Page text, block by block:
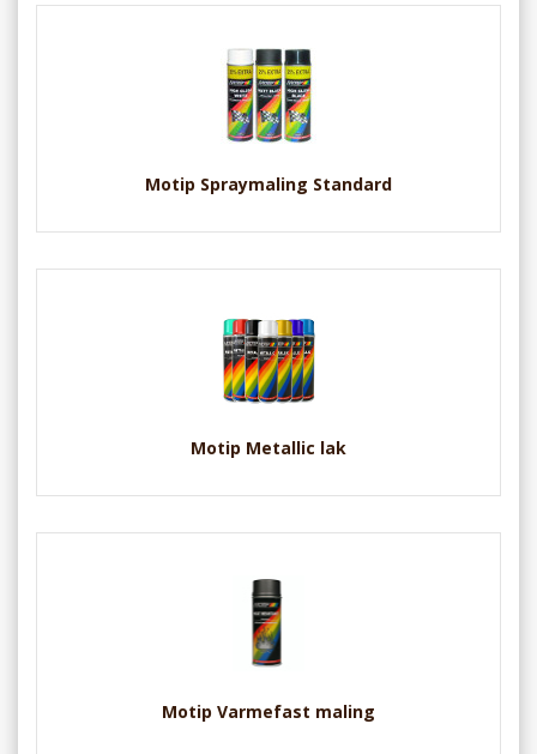
Motip Spraymaling Standard
Motip Metallic lak
Motip Varmefast maling